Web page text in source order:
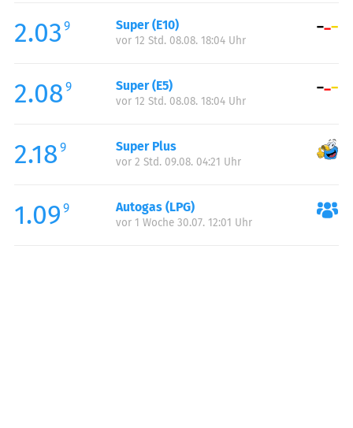
Samstag:
07:00-22:00
Sonntag:
2.03 9 Super (E10)
vor 12 Std. 08.08. 18:04 Uhr
2.08 9 Super (E5)
vor 12 Std. 08.08. 18:04 Uhr
2.18 9 Super Plus
vor 2 Std. 09.08. 04:21 Uhr
1.09 9 Autogas (LPG)
vor 1 Woche 30.07. 12:01 Uhr